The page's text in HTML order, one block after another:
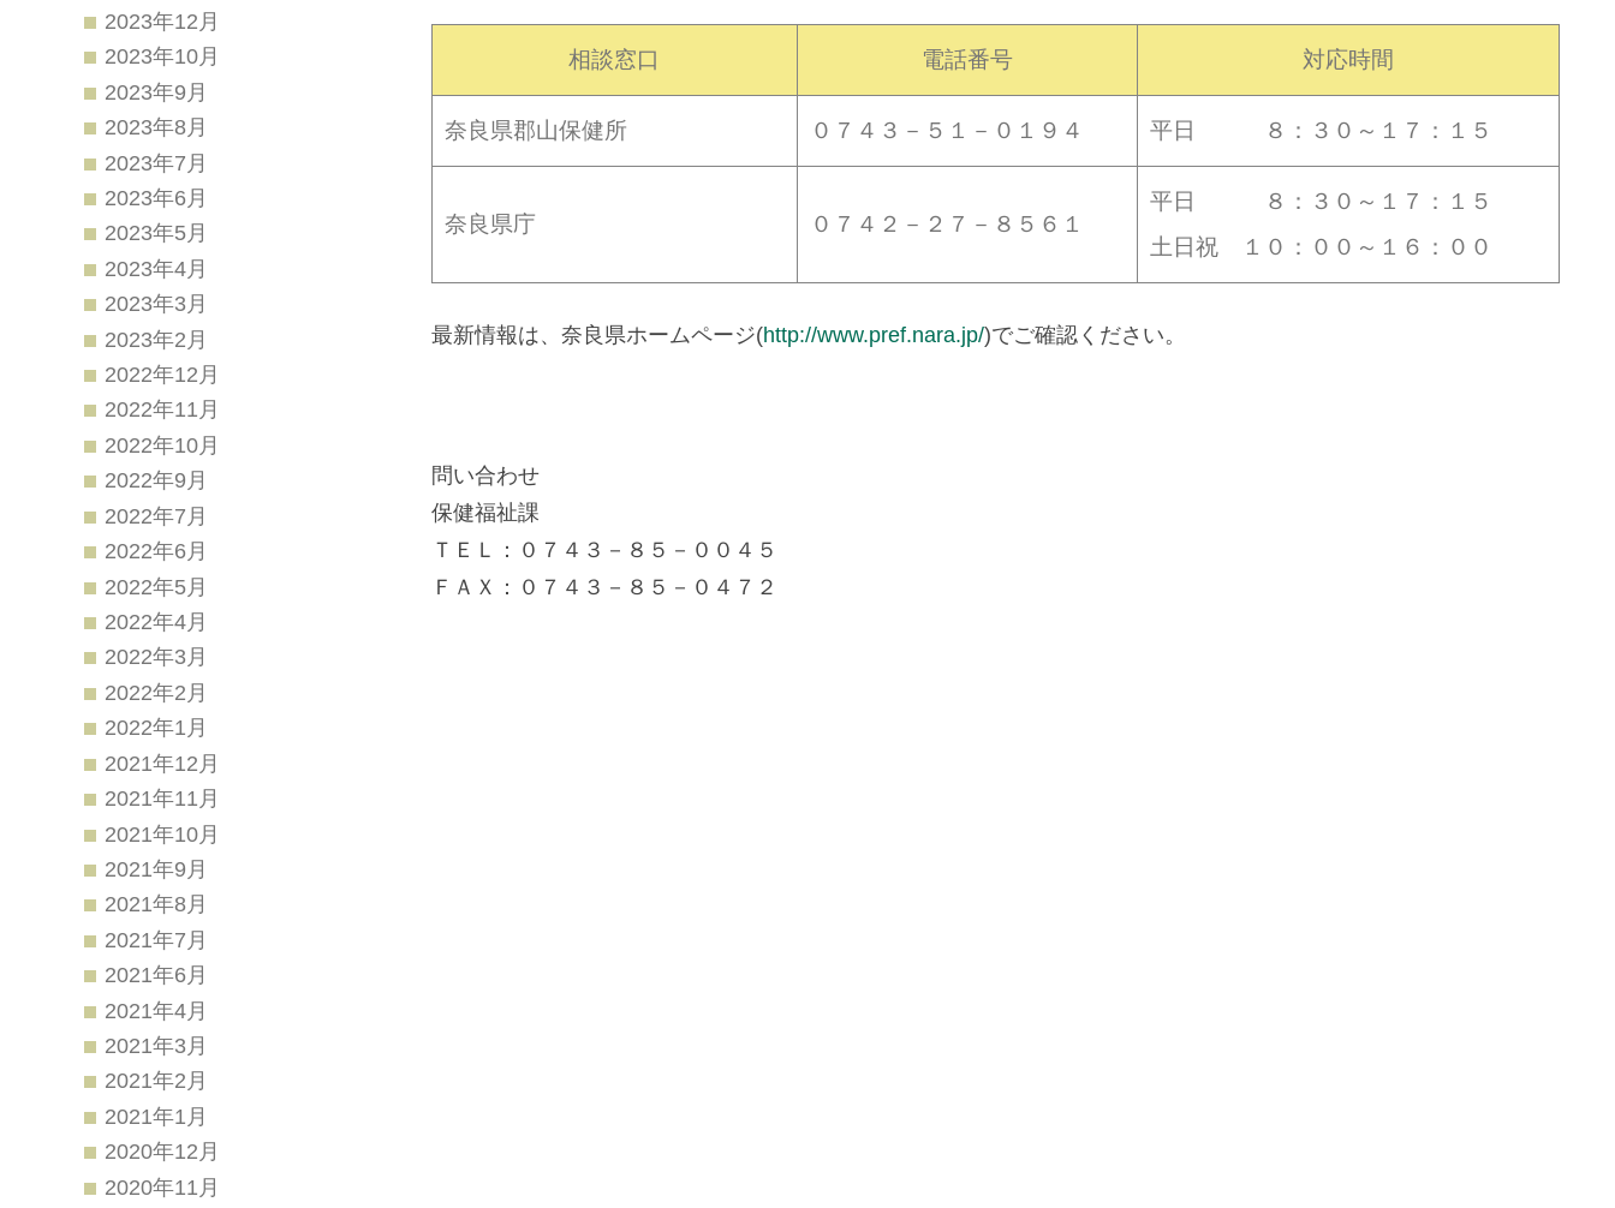
相談窓口 電話番号 対応時間
奈良県郡山保健所 ０７４３－５１－０１９４ 平日 ８：３０～１７：１５
奈良県庁 ０７４２－２７－８５６１
平日 ８：３０～１７：１５
土日祝 １０：００～１６：００
最新情報は、奈良県ホームページ(http://www.pref.nara.jp/)でご確認ください。
問い合わせ
保健福祉課
ＴＥＬ：０７４３－８５－００４５
ＦＡＸ：０７４３－８５－０４７２
2023年12月
2023年10月
2023年9月
2023年8月
2023年7月
2023年6月
2023年5月
2023年4月
2023年3月
2023年2月
2022年12月
2022年11月
2022年10月
2022年9月
2022年7月
2022年6月
2022年5月
2022年4月
2022年3月
2022年2月
2022年1月
2021年12月
2021年11月
2021年10月
2021年9月
2021年8月
2021年7月
2021年6月
2021年4月
2021年3月
2021年2月
2021年1月
2020年12月
2020年11月